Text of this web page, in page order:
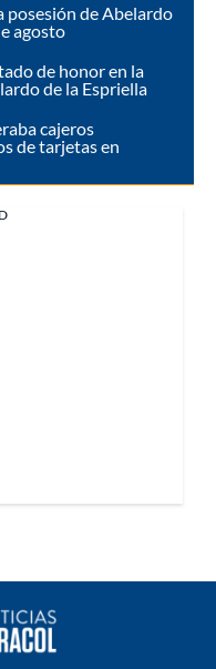
posesión de Abelardo
agosto
de honor en la
de la Espriella
cajeros
de tarjetas en